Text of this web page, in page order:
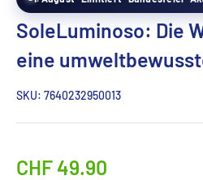
SoleLuminoso: Die
eine
SKU: 7640232950013
Sonderpreis
CHF 49.90